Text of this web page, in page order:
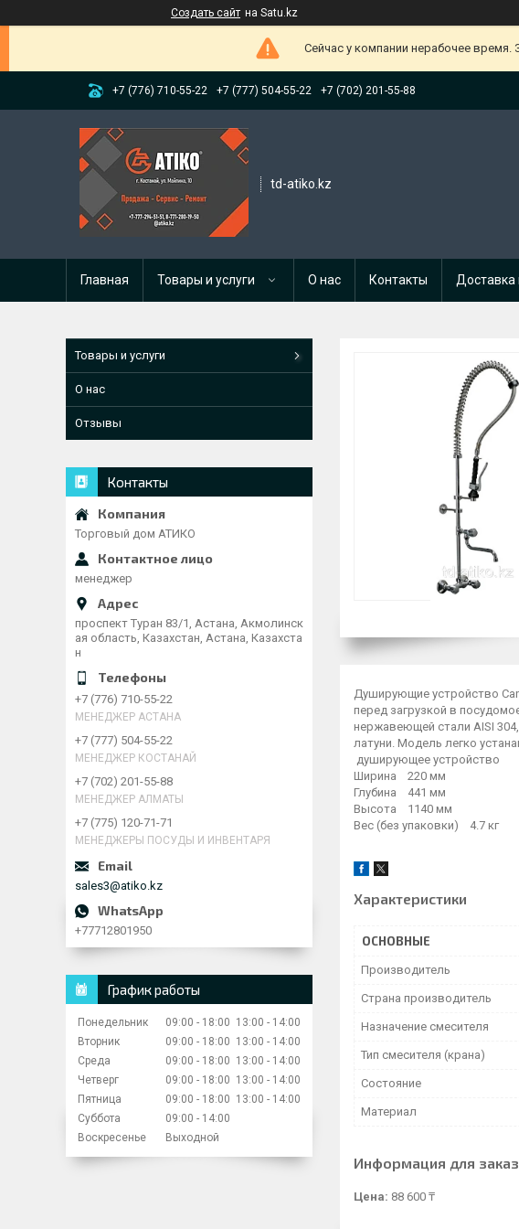
Создать сайт на Satu.kz
Сейчас у компании нерабочее
+7 (776) 710-55-22 +7 (777) 504-55-22 +7 (702) 201-55-88
td-atiko.kz
Главная Товары и услуги О нас Контакты Доставка
Душирующие устройство
перед загрузкой в
нержавеющей стали AISI 304,
латуни. Модель
душирующее устройство
Ширина 220 мм
Глубина 441 мм
Высота 1140 мм
Вес (без упаковки) 4.7 кг
Характеристики
ОСНОВНЫЕ
Производитель
Страна производитель
Назначение смесителя
Тип смесителя (крана)
Состояние
Материал
Информация для
Цена: 88 600 ₸
Товары и услуги
О нас
Отзывы
Контакты
Торговый дом АТИКО
менеджер
проспект Туран 83/1, Астана, Акмолинск
ая область, Казахстан, Астана, Казахста
н
+7 (776) 710-55-22
МЕНЕДЖЕР АСТАНА
+7 (777) 504-55-22
МЕНЕДЖЕР КОСТАНАЙ
+7 (702) 201-55-88
МЕНЕДЖЕР АЛМАТЫ
+7 (775) 120-71-71
МЕНЕДЖЕРЫ ПОСУДЫ И ИНВЕНТАРЯ
sales3@atiko.kz
+77712801950
График работы
Понедельник 09:00 18:00 13:00
14:00
Вторник
09:00 18:00 13:00
14:00
Среда
09:00 18:00 13:00
14:00
Четверг
09:00 18:00 13:00
14:00
Пятница
09:00 18:00 13:00
14:00
Суббота
09:00
14:00
Воскресенье
Выходной